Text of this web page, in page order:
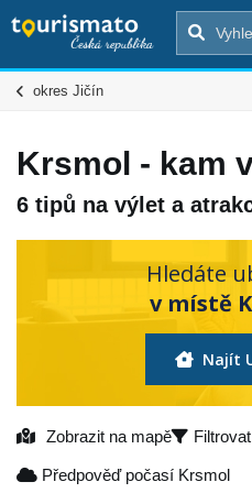
okres Jičín
Krsmol - kam
6 tipů na výlet a
Hledáte
v místě
Najít
Zobrazit na mapě
Předpověď počasí Krsmol